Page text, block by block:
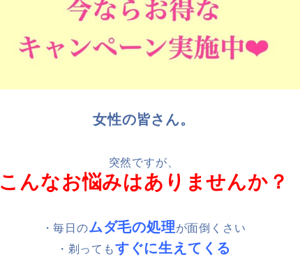
女性の皆さん。
突然ですが、
こんなお悩みはありませんか？
・毎日のムダ毛の処理が面倒くさい
・剃ってもすぐに生えてくる